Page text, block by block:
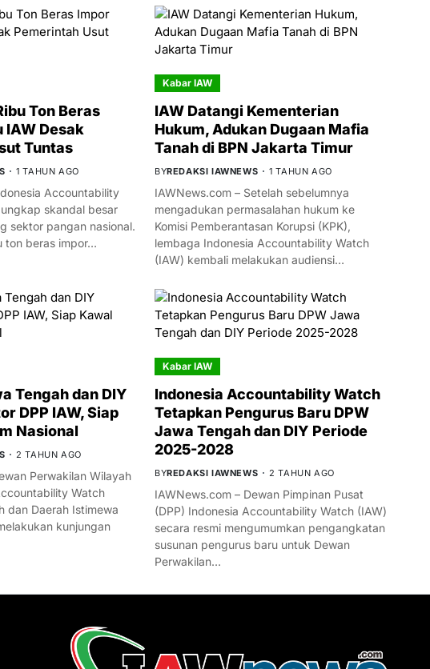
Ton Beras
IAW Desak
Tuntas
1 TAHUN AGO
Accountability
skandal besar
sektor pangan nasional.
ton beras impor…
Kabar IAW
IAW Datangi Kementerian
Hukum, Adukan Dugaan Mafia
Tanah di BPN Jakarta Timur
BYREDAKSI IAWNEWS 1 TAHUN AGO
IAWNews.com – Setelah sebelumnya
mengadukan permasalahan hukum ke
Komisi Pemberantasan Korupsi (KPK),
lembaga Indonesia Accountability Watch
(IAW) kembali melakukan audiensi…
Tengah dan DIY
DPP IAW, Siap
Nasional
2 TAHUN AGO
Perwakilan Wilayah
Watch
dan Daerah Istimewa
kunjungan
Kabar IAW
Indonesia Accountability Watch
Tetapkan Pengurus Baru DPW
Jawa Tengah dan DIY Periode
2025-2028
BYREDAKSI IAWNEWS 2 TAHUN AGO
IAWNews.com – Dewan Pimpinan Pusat
(DPP) Indonesia Accountability Watch (IAW)
secara resmi mengumumkan pengangkatan
susunan pengurus baru untuk Dewan
Perwakilan…